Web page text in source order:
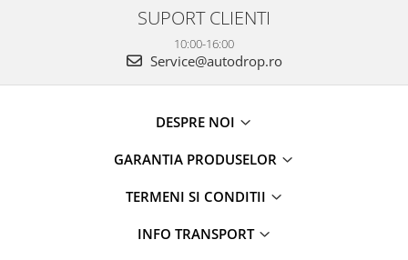
SUPORT CLIENTI
10:00-16:00
Service@autodrop.ro
DESPRE NOI
GARANTIA PRODUSELOR
TERMENI SI CONDITII
INFO TRANSPORT